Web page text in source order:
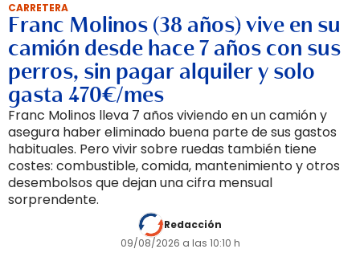
CARRETERA
Franc Molinos (38 años) vive en su
camión desde hace 7 años con sus
perros, sin pagar alquiler y solo
gasta 470€/mes
Franc Molinos lleva 7 años viviendo en un camión y
asegura haber eliminado buena parte de sus gastos
habituales. Pero vivir sobre ruedas también tiene
costes: combustible, comida, mantenimiento y otros
desembolsos que dejan una cifra mensual
sorprendente.
Redacción
09/08/2026 a las 10:10 h